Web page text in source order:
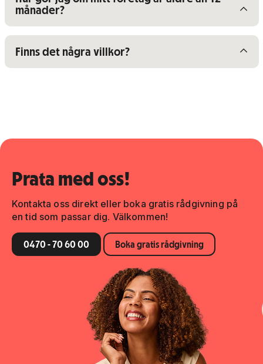
månader?
Visa/dölj innehåll för
Finns det några villkor?
Prata med oss!
Kontakta oss direkt eller boka gratis rådgivning på
en tid som passar dig. Välkommen!
0470 - 70 60 00 Boka gratis rådgivning